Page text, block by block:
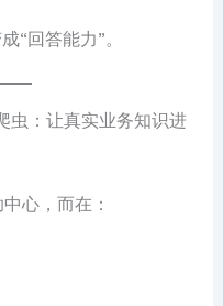
“回答能力”。
：让真实业务知识进
心，而在：